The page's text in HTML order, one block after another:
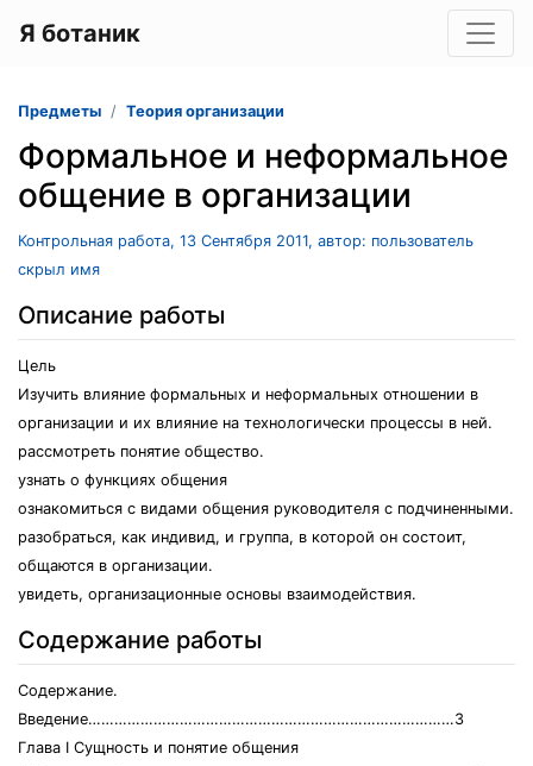
Я ботаник
Предметы Теория организации
Формальное и неформальное
общение в организации
Контрольная работа, 13 Сентября 2011, автор: пользователь
скрыл имя
Описание работы
Цель
Изучить влияние формальных и неформальных отношении в
организации и их влияние на технологически процессы в ней.
рассмотреть понятие общество.
узнать о функциях общения
ознакомиться с видами общения руководителя с подчиненными.
разобраться, как индивид, и группа, в которой он состоит,
общаются в организации.
увидеть, организационные основы взаимодействия.
Содержание работы
Содержание.
Введение…………………………………………………………………………3
Глава I Сущность и понятие общения